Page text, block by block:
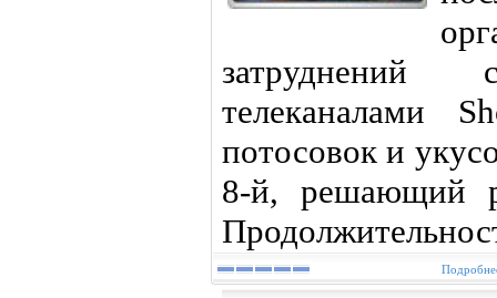
телеканалами
потосовок и
8-й, решающий